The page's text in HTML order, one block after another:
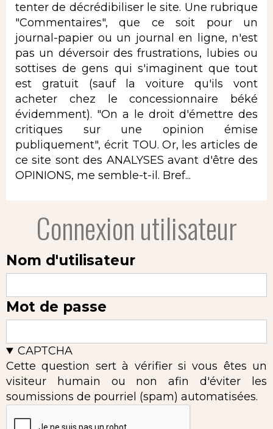
tenter de décrédibiliser le site. Une rubrique
"Commentaires", que ce soit pour un
journal-papier ou un journal en ligne, n'est
pas un déversoir des frustrations, lubies ou
sottises de gens qui s'imaginent que tout
est gratuit (sauf la voiture qu'ils vont
acheter chez le concessionnaire béké
évidemment). "On a le droit d'émettre des
critiques sur une opinion émise
publiquement", écrit TOU. Or, les articles de
ce site sont des ANALYSES avant d'être des
OPINIONS, me semble-t-il. Bref...
Connexion utilisateur
Nom d'utilisateur
Mot de passe
CAPTCHA
Cette question sert à vérifier si vous êtes un
visiteur humain ou non afin d'éviter les
soumissions de pourriel (spam) automatisées.